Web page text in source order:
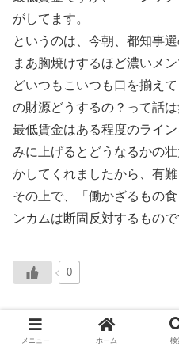
がしてます。
というのは、今朝、都知事
まあ胸焼けするほど濃いメ
どいつもこいつも口を揃え
の財源どうするの？って話は
最低賃金はある程度のライ
みに上げるとどうなるかの
かしてくれましたから、有
その上で、「働かざるもの
ンカムは断固反対するもので
0
木霊
メニュー ホーム 検